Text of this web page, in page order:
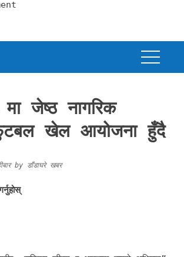
मा जेष्ठ नागरिक
खेल आयोजना हुँदै
by डाँडाघरे खबर